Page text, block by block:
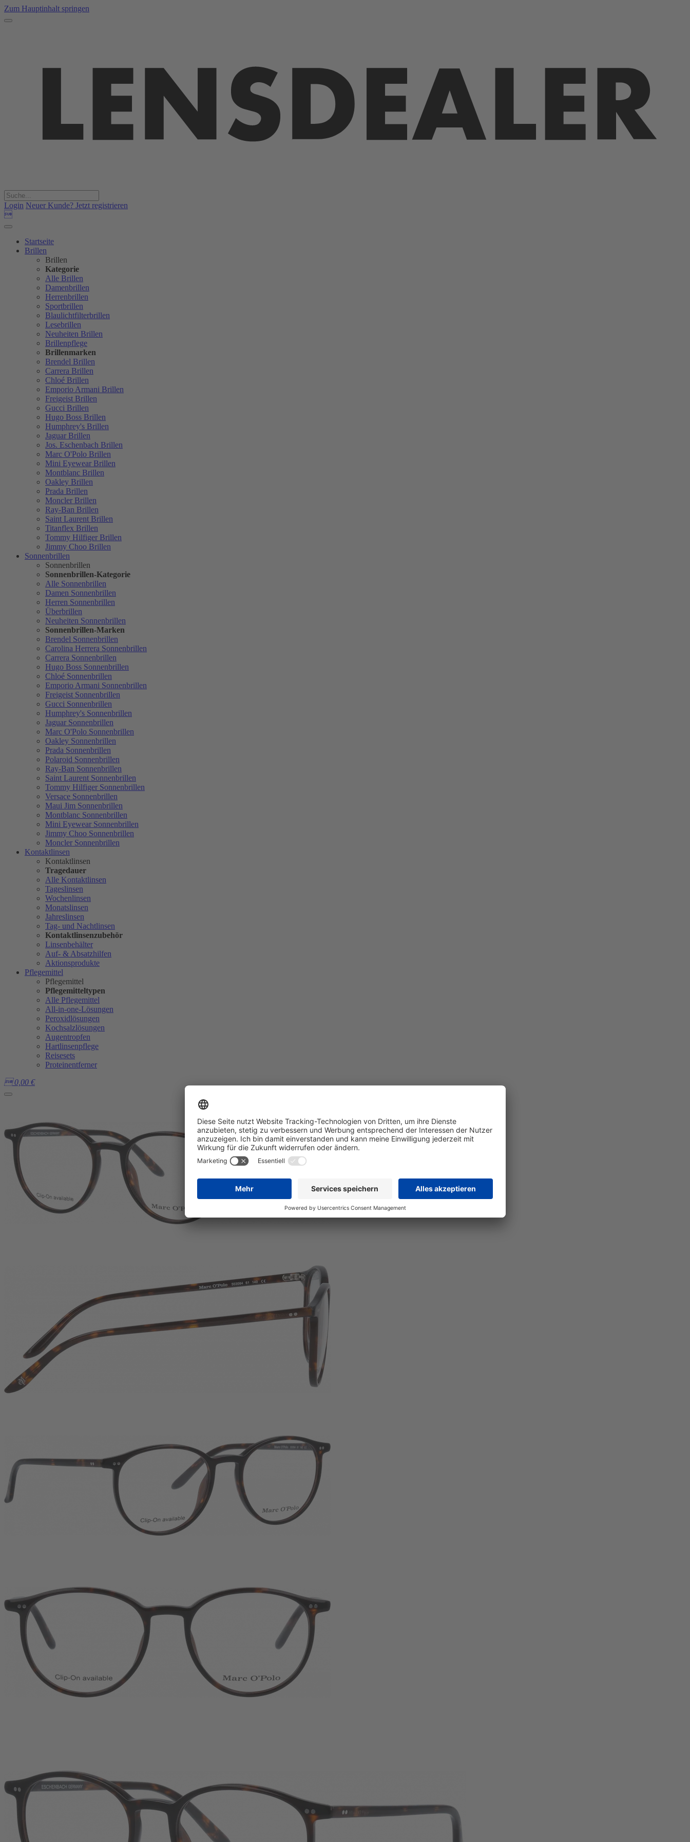
Zum Hauptinhalt springen
Login Neuer Kunde? Jetzt registrieren

Startseite
Brillen
Brillen
Kategorie
Alle Brillen
Damenbrillen
Herrenbrillen
Sportbrillen
Blaulichtfilterbrillen
Lesebrillen
Neuheiten Brillen
Brillenpflege
Brillenmarken
Brendel Brillen
Carrera Brillen
Chloé Brillen
Emporio Armani Brillen
Freigeist Brillen
Gucci Brillen
Hugo Boss Brillen
Humphrey's Brillen
Jaguar Brillen
Jos. Eschenbach Brillen
Marc O'Polo Brillen
Mini Eyewear Brillen
Montblanc Brillen
Oakley Brillen
Prada Brillen
Moncler Brillen
Ray-Ban Brillen
Saint Laurent Brillen
Titanflex Brillen
Tommy Hilfiger Brillen
Jimmy Choo Brillen
Sonnenbrillen
Sonnenbrillen
Sonnenbrillen-Kategorie
Alle Sonnenbrillen
Damen Sonnenbrillen
Herren Sonnenbrillen
Überbrillen
Neuheiten Sonnenbrillen
Sonnenbrillen-Marken
Brendel Sonnenbrillen
Carolina Herrera Sonnenbrillen
Carrera Sonnenbrillen
Hugo Boss Sonnenbrillen
Chloé Sonnenbrillen
Emporio Armani Sonnenbrillen
Freigeist Sonnenbrillen
Gucci Sonnenbrillen
Humphrey's Sonnenbrillen
Jaguar Sonnenbrillen
Marc O'Polo Sonnenbrillen
Oakley Sonnenbrillen
Prada Sonnenbrillen
Polaroid Sonnenbrillen
Ray-Ban Sonnenbrillen
Saint Laurent Sonnenbrillen
Tommy Hilfiger Sonnenbrillen
Versace Sonnenbrillen
Maui Jim Sonnenbrillen
Montblanc Sonnenbrillen
Mini Eyewear Sonnenbrillen
Jimmy Choo Sonnenbrillen
Moncler Sonnenbrillen
Kontaktlinsen
Kontaktlinsen
Tragedauer
Alle Kontaktlinsen
Tageslinsen
Wochenlinsen
Monatslinsen
Jahreslinsen
Tag- und Nachtlinsen
Kontaktlinsenzubehör
Linsenbehälter
Auf- & Absatzhilfen
Aktionsprodukte
Pflegemittel
Pflegemittel
Pflegemitteltypen
Alle Pflegemittel
All-in-one-Lösungen
Peroxidlösungen
Kochsalzlösungen
Augentropfen
Hartlinsenpflege
Reisesets
Proteinentferner
 0,00 €